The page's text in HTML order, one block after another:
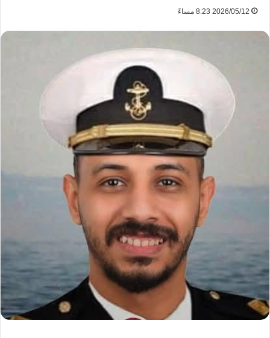
2026/05/12 8:23 مساءً